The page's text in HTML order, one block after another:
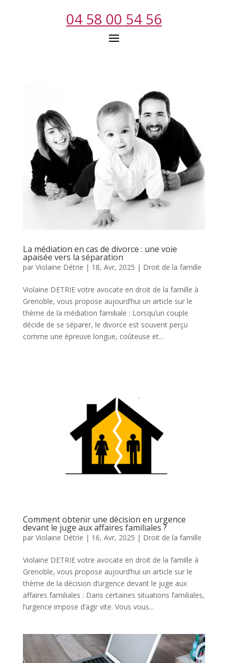
04 58 00 54 56
La médiation en cas de divorce : une voie
apaisée vers la séparation
par Violaine Détrie | 18, Avr, 2025 | Droit de la famille
Violaine DETRIE votre avocate en droit de la famille à
Grenoble, vous propose aujourd’hui un article sur le
thème de la médiation familiale : Lorsqu’un couple
décide de se séparer, le divorce est souvent perçu
comme une épreuve longue, coûteuse et...
Comment obtenir une décision en urgence
devant le juge aux affaires familiales ?
par Violaine Détrie | 16, Avr, 2025 | Droit de la famille
Violaine DETRIE votre avocate en droit de la famille à
Grenoble, vous propose aujourd’hui un article sur le
thème de la décision d’urgence devant le juge aux
affaires familiales : Dans certaines situations familiales,
l’urgence impose d’agir vite. Vous vous...